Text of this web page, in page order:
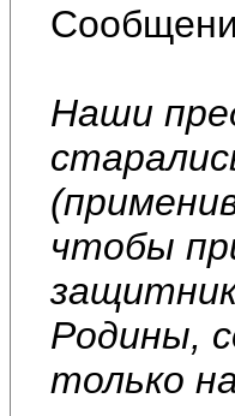
Наши
чтобы
Родины,
только